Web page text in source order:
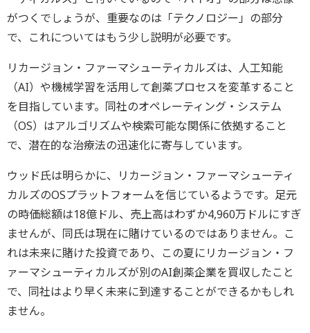
がつくでしょうが、重要なのは「テクノロジー」の部分
で、これについてはもう少し説明が必要です。
リカージョン・ファーマシューティカルズは、人工知能
（AI）や機械学習を活用して創薬プロセスを変革すること
を目指しています。同社のオペレーティング・システム
（OS）はアルゴリズムや検索可能な関係に依拠すること
で、潜在的な治療法の迅速化に寄与しています。
ウッド氏は明らかに、リカージョン・ファーマシューティ
カルズのOSプラットフォームを信じているようです。足元
の時価総額は18億ドル、売上高はわずか4,960万ドルにすぎ
ませんが、同氏は現在に賭けているのではありません。こ
れは未来に賭けた投資であり、この夏にリカージョン・フ
ァーマシューティカルズが別のAI創薬企業を買収したこと
で、同社はより早く未来に到達することができるかもしれ
ません。